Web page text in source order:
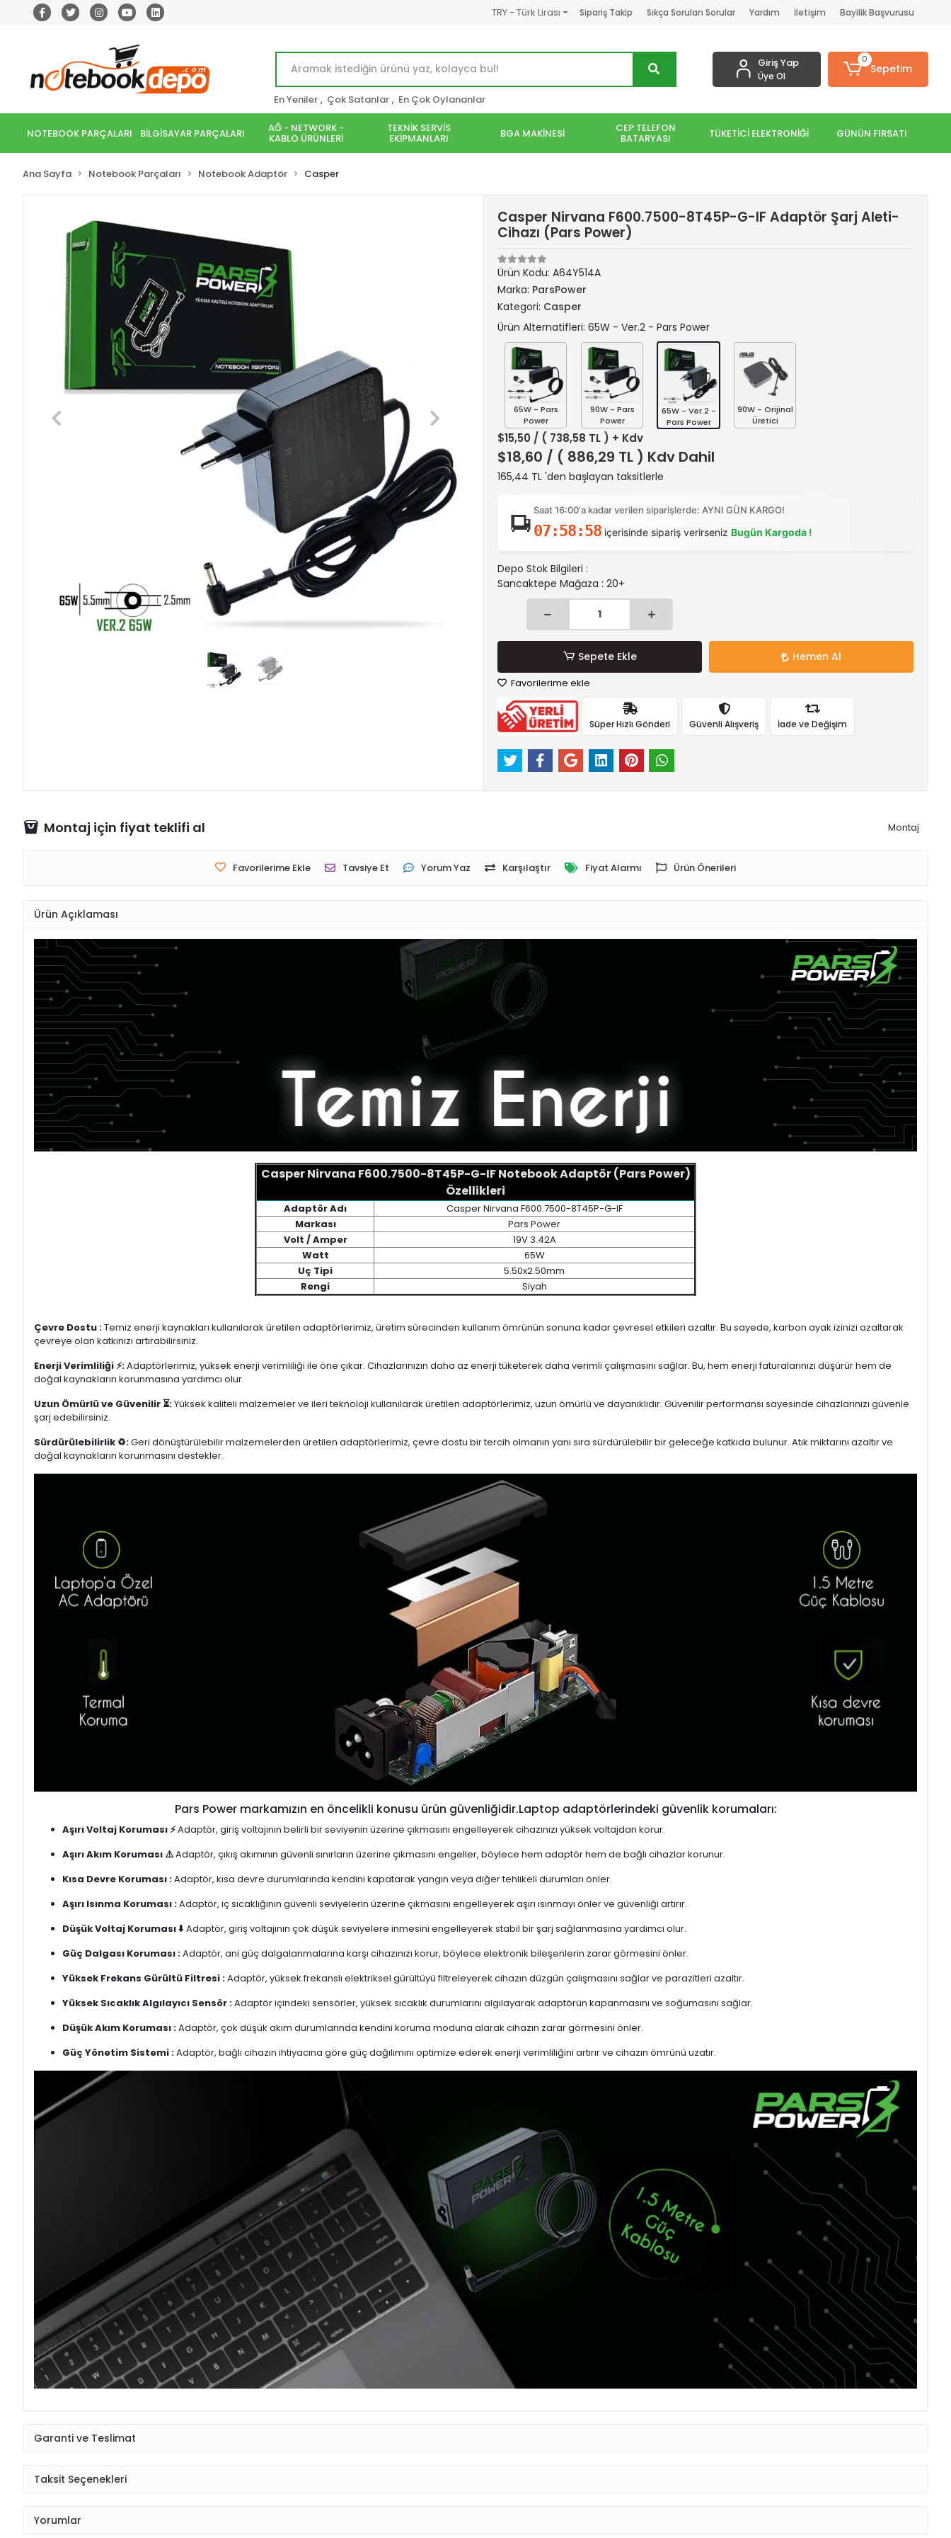
TRY - Türk Lirası Sipariş Takip Sıkça Sorulan Sorular Yardım İletişim Bayilik Başvurusu
En Yeniler , Çok Satanlar , En Çok Oylananlar
Giriş Yap
Üye Ol
0
Sepetim
NOTEBOOK PARÇALARI BİLGİSAYAR PARÇALARI AĞ - NETWORK -
KABLO ÜRÜNLERİ
TEKNİK SERVİS
EKİPMANLARI BGA MAKİNESİ CEP TELEFON
BATARYASI TÜKETİCİ ELEKTRONİĞİ GÜNÜN FIRSATI
Ana Sayfa Notebook Parçaları Notebook Adaptör Casper
Casper Nirvana F600.7500-8T45P-G-IF Adaptör Şarj Aleti-
Cihazı (Pars Power)
Ürün Kodu: A64Y514A
Marka: ParsPower
Kategori: Casper
Ürün Alternatifleri: 65W - Ver.2 - Pars Power
65W - Pars
Power
90W - Pars
Power
65W - Ver.2 -
Pars Power
90W - Orijinal
Üretici
$15,50 / ( 738,58 TL ) + Kdv
$18,60 / ( 886,29 TL ) Kdv Dahil
165,44 TL 'den başlayan taksitlerle
Saat 16:00'a kadar verilen siparişlerde: AYNI GÜN KARGO!
07:58:57 içerisinde sipariş verirseniz Bugün Kargoda !
Depo Stok Bilgileri :
Sancaktepe Mağaza : 20+
Sepete Ekle Hemen Al
Favorilerime ekle
Süper Hızlı Gönderi Güvenli Alışveriş İade ve Değişim
Montaj için fiyat teklifi al Montaj
Favorilerime Ekle Tavsiye Et Yorum Yaz Karşılaştır Fiyat Alarmı Ürün Önerileri
Ürün Açıklaması
Casper Nirvana F600.7500-8T45P-G-IF Notebook Adaptör (Pars Power)
Özellikleri
Adaptör Adı
Casper Nirvana F600.7500-8T45P-G-IF
Markası
Pars Power
Volt / Amper
19V 3.42A
Watt
65W
Uç Tipi
5.50x2.50mm
Rengi
Siyah
Çevre Dostu :Temiz enerji kaynakları kullanılarak üretilen adaptörlerimiz, üretim sürecinden kullanım ömrünün sonuna kadar çevresel etkileri azaltır. Bu sayede, karbon ayak izinizi azaltarak
çevreye olan katkınızı artırabilirsiniz.
Enerji Verimliliği ⚡:Adaptörlerimiz, yüksek enerji verimliliği ile öne çıkar. Cihazlarınızın daha az enerji tüketerek daha verimli çalışmasını sağlar. Bu, hem enerji faturalarınızı düşürür hem de
doğal kaynakların korunmasına yardımcı olur.
Uzun Ömürlü ve Güvenilir ⏳:Yüksek kaliteli malzemeler ve ileri teknoloji kullanılarak üretilen adaptörlerimiz, uzun ömürlü ve dayanıklıdır. Güvenilir performansı sayesinde cihazlarınızı güvenle
şarj edebilirsiniz.
Sürdürülebilirlik ♻️:Geri dönüştürülebilir malzemelerden üretilen adaptörlerimiz, çevre dostu bir tercih olmanın yanı sıra sürdürülebilir bir geleceğe katkıda bulunur. Atık miktarını azaltır ve
doğal kaynakların korunmasını destekler.
Pars Power markamızın en öncelikli konusu ürün güvenliğidir.Laptop adaptörlerindeki güvenlik korumaları:
Aşırı Voltaj Koruması ⚡Adaptör, giriş voltajının belirli bir seviyenin üzerine çıkmasını engelleyerek cihazınızı yüksek voltajdan korur.
Aşırı Akım Koruması ⚠️Adaptör, çıkış akımının güvenli sınırların üzerine çıkmasını engeller, böylece hem adaptör hem de bağlı cihazlar korunur.
Kısa Devre Koruması :Adaptör, kısa devre durumlarında kendini kapatarak yangın veya diğer tehlikeli durumları önler.
Aşırı Isınma Koruması :Adaptör, iç sıcaklığının güvenli seviyelerin üzerine çıkmasını engelleyerek aşırı ısınmayı önler ve güvenliği artırır.
Düşük Voltaj Koruması ⬇️Adaptör, giriş voltajının çok düşük seviyelere inmesini engelleyerek stabil bir şarj sağlanmasına yardımcı olur.
Güç Dalgası Koruması :Adaptör, ani güç dalgalanmalarına karşı cihazınızı korur, böylece elektronik bileşenlerin zarar görmesini önler.
Yüksek Frekans Gürültü Filtresi :Adaptör, yüksek frekanslı elektriksel gürültüyü filtreleyerek cihazın düzgün çalışmasını sağlar ve parazitleri azaltır.
Yüksek Sıcaklık Algılayıcı Sensör :Adaptör içindeki sensörler, yüksek sıcaklık durumlarını algılayarak adaptörün kapanmasını ve soğumasını sağlar.
Düşük Akım Koruması :Adaptör, çok düşük akım durumlarında kendini koruma moduna alarak cihazın zarar görmesini önler.
Güç Yönetim Sistemi :Adaptör, bağlı cihazın ihtiyacına göre güç dağılımını optimize ederek enerji verimliliğini artırır ve cihazın ömrünü uzatır.
Garanti ve Teslimat
Taksit Seçenekleri
Yorumlar